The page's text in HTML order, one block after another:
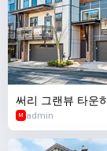
써리 그랜뷰 타운
K)
M admin